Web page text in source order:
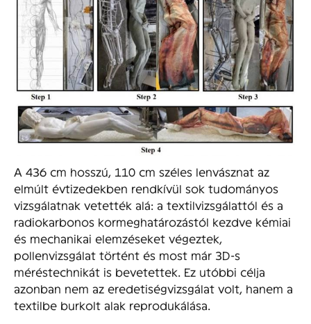
A 436 cm hosszú, 110 cm széles lenvásznat az
elmúlt évtizedekben rendkívül sok tudományos
vizsgálatnak vetették alá: a textilvizsgálattól és a
radiokarbonos kormeghatározástól kezdve kémiai
és mechanikai elemzéseket végeztek,
pollenvizsgálat történt és most már 3D-s
méréstechnikát is bevetettek. Ez utóbbi célja
azonban nem az eredetiségvizsgálat volt, hanem a
textilbe burkolt alak reprodukálása.